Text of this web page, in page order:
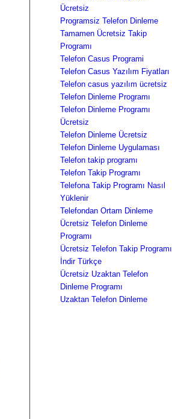
Ücretsiz
Programsiz Telefon Dinleme
Tamamen Ücretsiz Takip
Programı
Telefon Casus Programi
Telefon Casus Yazılım Fiyatları
Telefon casus yazılım ücretsiz
Telefon Dinleme Programı
Telefon Dinleme Programı
Ücretsiz
Telefon Dinleme Ücretsiz
Telefon Dinleme Uygulaması
Telefon takip programı
Telefon Takip Programı
Telefona Takip Programı Nasıl
Yüklenir
Telefondan Ortam Dinleme
Ücretsiz Telefon Dinleme
Programı
Ücretsiz Telefon Takip Programı
İndir Türkçe
Ücretsiz Uzaktan Telefon
Dinleme Programı
Uzaktan Telefon Dinleme